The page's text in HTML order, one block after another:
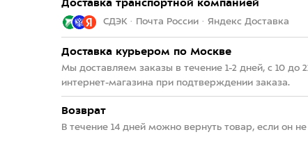
Доставка транспортной компанией
СДЭК · Почта России · Яндекс Доставка
Доставка курьером по Москве
Мы доставляем заказы в течение 1-2 дней, с 10 до
интернет-магазина при подтверждении заказа.
Возврат
В течение 14 дней можно вернуть товар, если он